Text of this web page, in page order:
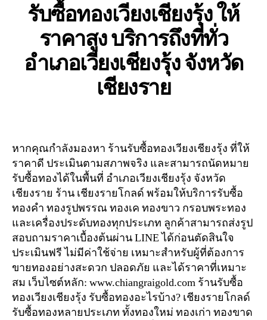
รับซื้อทองเวียงเชียงรุ้ง ให้
ราคาสูง บริการถึงที่ทั่ว
อำเภอเวียงเชียงรุ้ง จังหวัด
เชียงราย
หากคุณกำลังมองหา ร้านรับซื้อทองเวียงเชียงรุ้ง ที่ให้
ราคาดี ประเมินตามสภาพจริง และสามารถนัดหมาย
รับซื้อทองได้ในพื้นที่ อำเภอเวียงเชียงรุ้ง จังหวัด
เชียงราย ร้าน เชียงรายโกลด์ พร้อมให้บริการรับซื้อ
ทองคำ ทองรูปพรรณ ทองเค ทองขาว กรอบพระทอง
และเครื่องประดับทองทุกประเภท ลูกค้าสามารถส่งรูป
สอบถามราคาเบื้องต้นผ่าน LINE ได้ก่อนตัดสินใจ
ประเมินฟรี ไม่มีค่าใช้จ่าย เหมาะสำหรับผู้ที่ต้องการ
ขายทองอย่างสะดวก ปลอดภัย และได้ราคาที่เหมาะ
สม เว็บไซต์หลัก: www.chiangraigold.com ร้านรับซื้อ
ทองเวียงเชียงรุ้ง รับซื้อทองอะไรบ้าง? เชียงรายโกลด์
รับซื้อทองหลายประเภท ทั้งทองใหม่ ทองเก่า ทองขาด